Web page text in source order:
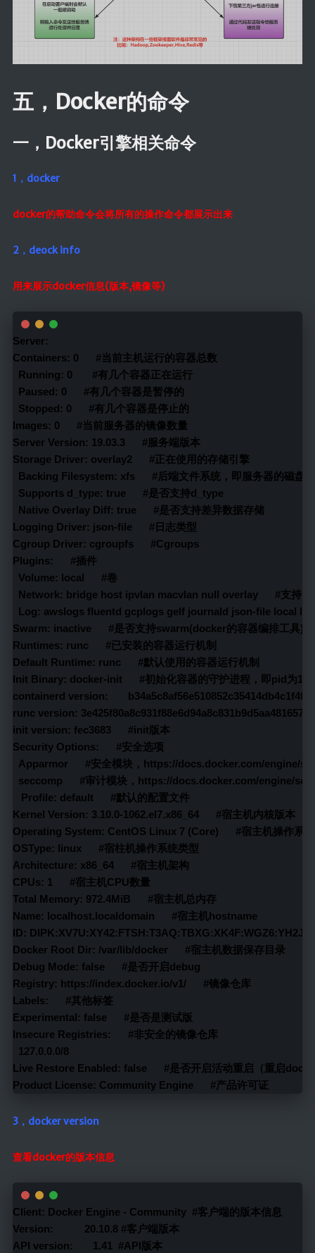
五，Docker的命令
一，Docker引擎相关命令
1，docker
docker的帮助命令会将所有的操作命令都展示出来
2，deock info
用来展示docker信息(版本,镜像等)
Server:
Containers: 0      #当前主机运行的容器总数
Running: 0       #有几个容器正在运行
Paused: 0      #有几个容器是暂停的
Stopped: 0      #有几个容器是停止的
Images: 0      #当前服务器的镜像数量
Server Version: 19.03.3      #服务端版本
Storage Driver: overlay2      #正在使用的存储引擎
Backing Filesystem: xfs      #后端文件系统，即服务器的磁盘
Supports d_type: true      #是否支持d_type
Native Overlay Diff: true      #是否支持差异数据存储
Logging Driver: json-file      #日志类型
Cgroup Driver: cgroupfs      #Cgroups
Plugins:      #插件
Volume: local      #卷
Network: bridge host ipvlan macvlan null overlay      #支持
Log: awslogs fluentd gcplogs gelf journald json-file local
Swarm: inactive      #是否支持swarm(docker的容器编排工具)
Runtimes: runc      #已安装的容器运行机制
Default Runtime: runc      #默认使用的容器运行机制
Init Binary: docker-init      #初始化容器的守护进程，即pid为1
containerd version:
runc version: 3e425f80a8c931f88e6d94a8c831b9d5aa481657
init version: fec3683      #init版本
Security Options:      #安全选项
Apparmor      #安全模块，https://docs.docker.com/engine/
seccomp      #审计模块，https://docs.docker.com/engine/
Profile: default      #默认的配置文件
Kernel Version: 3.10.0-1062.el7.x86_64      #宿主机内核版本
Operating System: CentOS Linux 7 (Core)      #宿主机操作系统
OSType: linux      #宿柱机操作系统类型
Architecture: x86_64      #宿主机架构
CPUs: 1      #宿主机CPU数量
Total Memory: 972.4MiB      #宿主机总内存
Name: localhost.localdomain      #宿主机hostname
ID:
Docker Root Dir: /var/lib/docker      #宿主机数据保存目录
Debug Mode: false      #是否开启debug
Registry: https://index.docker.io/v1/      #镜像仓库
Labels:      #其他标签
Experimental: false      #是否是测试版
Insecure Registries:      #非安全的镜像仓库
127.0.0.0/8
Live Restore Enabled: false      #是否开启活动重启（重启
Product License: Community Engine      #产品许可证
3，docker version
查看docker的版本信息
Client: Docker Engine - Community  #客户端的版本信息
Version:           20.10.8 #客户端版本
API version:       1.41  #API版本